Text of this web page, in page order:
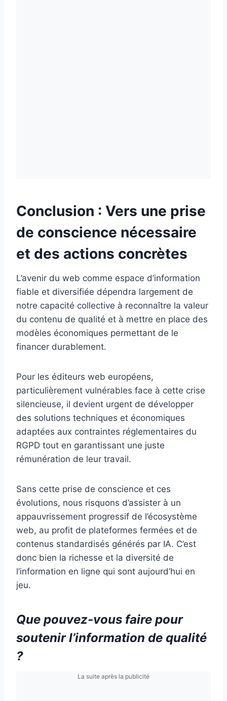
Conclusion : Vers une prise
de conscience nécessaire
et des actions concrètes
L’avenir du web comme espace d’information
fiable et diversifiée dépendra largement de
notre capacité collective à reconnaître la valeur
du contenu de qualité et à mettre en place des
modèles économiques permettant de le
financer durablement.
Pour les éditeurs web européens,
particulièrement vulnérables face à cette crise
silencieuse, il devient urgent de développer
des solutions techniques et économiques
adaptées aux contraintes réglementaires du
RGPD tout en garantissant une juste
rémunération de leur travail.
Sans cette prise de conscience et ces
évolutions, nous risquons d’assister à un
appauvrissement progressif de l’écosystème
web, au profit de plateformes fermées et de
contenus standardisés générés par IA. C’est
donc bien la richesse et la diversité de
l’information en ligne qui sont aujourd’hui en
jeu.
Que pouvez-vous faire pour
soutenir l’information de qualité
?
La suite après la publicité